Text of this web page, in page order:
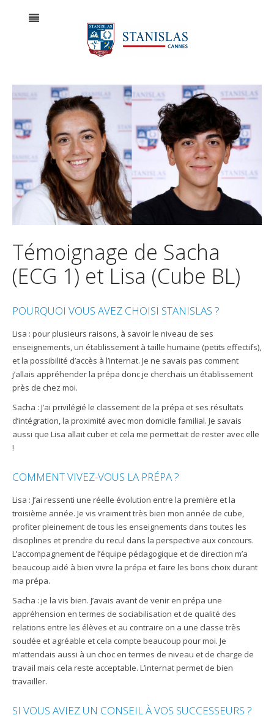
Témoignage de Sacha
(ECG 1) et Lisa (Cube BL)
POURQUOI VOUS AVEZ CHOISI STANISLAS ?
Lisa : pour plusieurs raisons, à savoir le niveau de ses
enseignements, un établissement à taille humaine (petits effectifs),
et la possibilité d’accès à l’internat. Je ne savais pas comment
j’allais appréhender la prépa donc je cherchais un établissement
près de chez moi.
Sacha : J’ai privilégié le classement de la prépa et ses résultats
d’intégration, la proximité avec mon domicile familial. Je savais
aussi que Lisa allait cuber et cela me permettait de rester avec elle
!
COMMENT VIVEZ-VOUS LA PRÉPA ?
Lisa : J’ai ressenti une réelle évolution entre la première et la
troisième année. Je vis vraiment très bien mon année de cube,
profiter pleinement de tous les enseignements dans toutes les
disciplines et prendre du recul dans la perspective aux concours.
L’accompagnement de l’équipe pédagogique et de direction m’a
beaucoup aidé à bien vivre la prépa et faire les bons choix durant
ma prépa.
Sacha : je la vis bien. J’avais avant de venir en prépa une
appréhension en termes de sociabilisation et de qualité des
relations entre les élèves et au contraire on a une classe très
soudée et agréable et cela compte beaucoup pour moi. Je
m’attendais aussi à un choc en termes de niveau et de charge de
travail mais cela reste acceptable. L’internat permet de bien
travailler.
SI VOUS AVIEZ UN CONSEIL À VOS SUCCESSEURS ?